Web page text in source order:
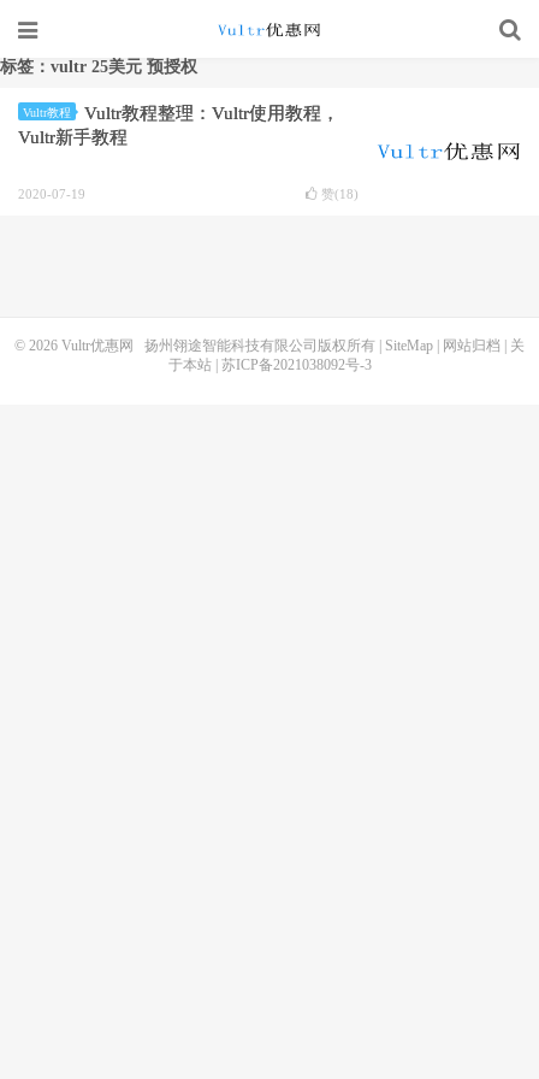
标签：vultr 25美元 预授权
Vultr教程
Vultr教程整理：Vultr使用教程，
Vultr新手教程
2020-07-19 赞(18)
© 2026 Vultr优惠网 扬州翎途智能科技有限公司版权所有 | SiteMap 网站归档
关
于本站| 苏ICP备2021038092号-3